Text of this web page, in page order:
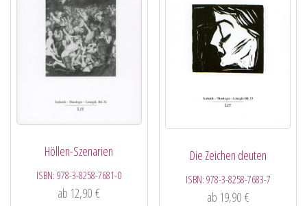
Höllen-Szenarien
ISBN:978-3-8258-7681-0
ab 12,90€
Die Zeichen deuten
ISBN: 978-3-8258-7683-7
ab 19,90 €